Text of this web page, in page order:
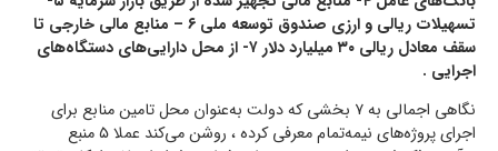
تسهیلات ریالی و ارزی صندوق توسعه ملی ۶ – منابع مالی خارجی تا
سقف معادل ریالی ۳۰ میلیارد دلار ۷- از محل دارایی‌های دستگاه‌های
اجرایی .
نگاهی اجمالی به ۷ بخشی که دولت به‌عنوان محل تامین منابع برای
اجرای پروژه‌های نیمه‌تمام معرفی کرده ، روشن می‌کند عملا ۵ منبع